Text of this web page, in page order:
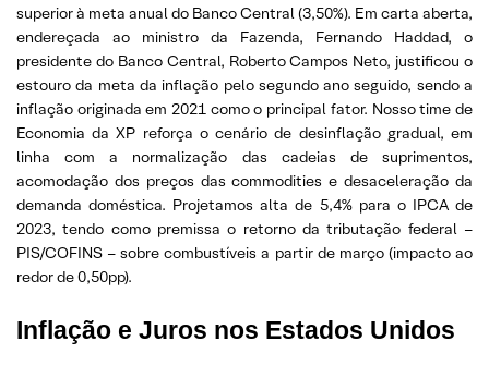
superior à meta anual do Banco Central (3,50%). Em carta aberta,
endereçada ao ministro da Fazenda, Fernando Haddad, o
presidente do Banco Central, Roberto Campos Neto, justificou o
estouro da meta da inflação pelo segundo ano seguido, sendo a
inflação originada em 2021 como o principal fator. Nosso time de
Economia da XP reforça o cenário de desinflação gradual, em
linha com a normalização das cadeias de suprimentos,
acomodação dos preços das commodities e desaceleração da
demanda doméstica. Projetamos alta de 5,4% para o IPCA de
2023, tendo como premissa o retorno da tributação federal –
PIS/COFINS – sobre combustíveis a partir de março (impacto ao
redor de 0,50pp).
Inflação e Juros nos Estados Unidos